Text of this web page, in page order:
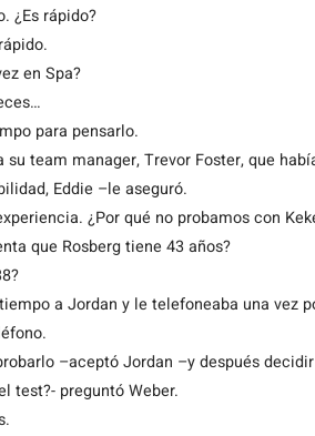
¿Es rápido?
en Spa?
para pensarlo.
su team manager, Trevor Foster, que
Eddie –le aseguró.
¿Por qué no probamos con
que Rosberg tiene 43 años?
a Jordan y le telefoneaba una vez
–aceptó Jordan –y después
test?- preguntó Weber.